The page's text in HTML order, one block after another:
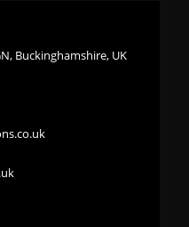
Buckinghamshire, UK